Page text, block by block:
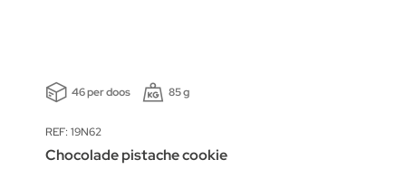
46 per doos 85 g
REF: 19N62
Chocolade pistache cookie